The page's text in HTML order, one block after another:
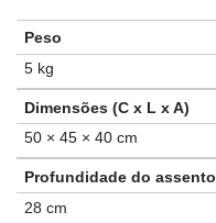
Peso
5 kg
Dimensões (C x L x A)
50 × 45 × 40 cm
Profundidade do assento
28 cm